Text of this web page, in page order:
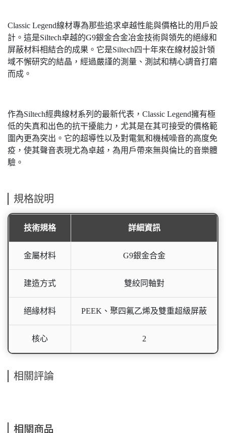
Classic Legend線材專為那些追求卓越性能與價格比的用戶設
計。這是Siltech卓越的G9銀金合金冶金技術與領先的絕緣和
屏蔽材料相結合的成果。它是Siltech四十年來在線材設計領
域不懈研究的結晶，經過嚴謹的測量、測試和精心調音打磨
而成。
作為Siltech經典線材系列的最新代表，Classic Legend擁有極
低的失真和出色的抗干擾能力，尤其是在其可接受的價格範
圍內更為突出。它的超導性以及對電氣和機械噪音的高度免
疫，使其聲音表現尤為卓越，為用戶帶來無與倫比的音樂體
驗。
規格說明
技術規格 詳細資訊
金屬材料 G9銀金合金
建造方式 雙絞同軸對
絕緣材料 PEEK、聚四氟乙烯及雙重超級屏蔽
核心 2
相關評論
相關商品